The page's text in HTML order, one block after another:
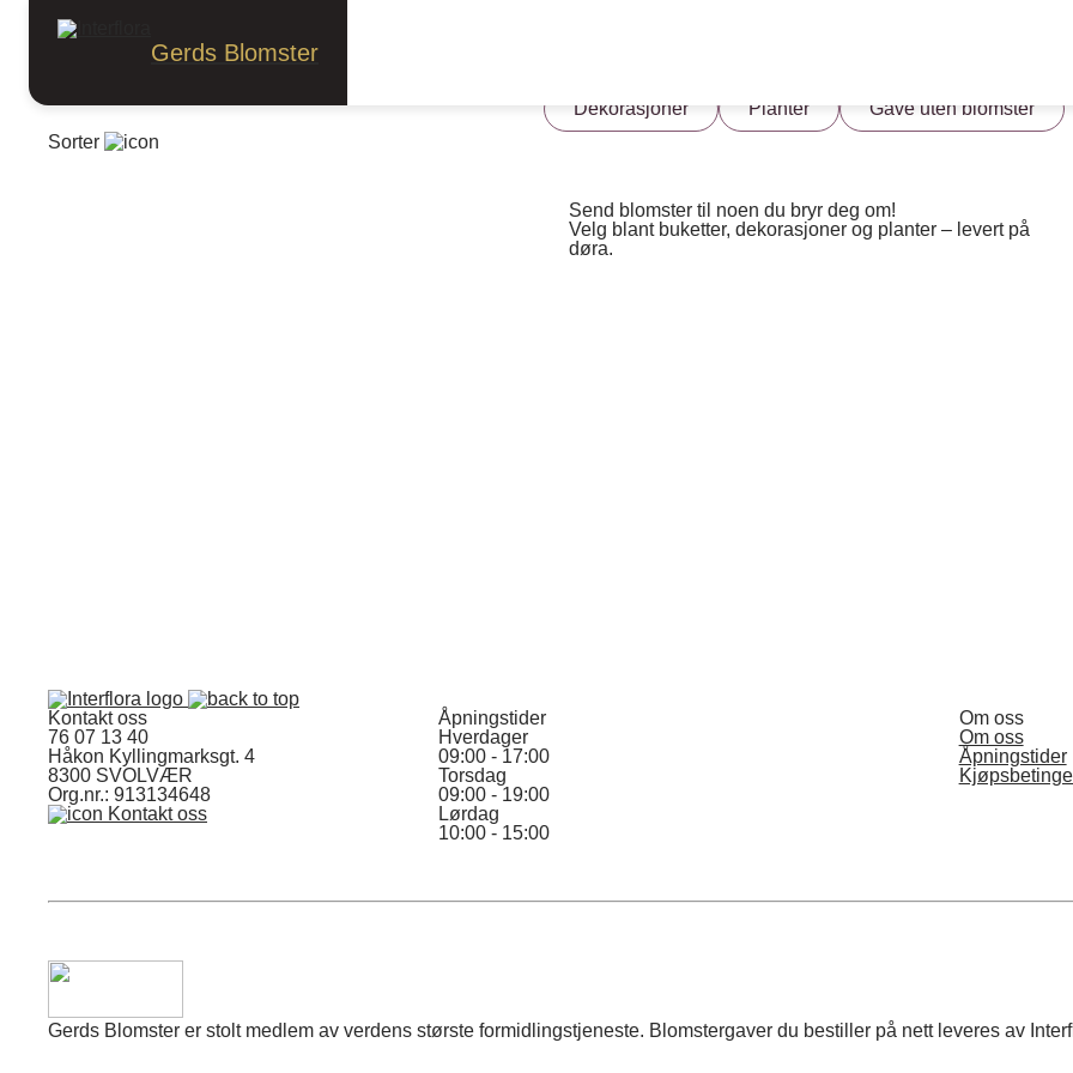
Gerds Blomster
Blomster
Alle blomster
Bestselgere
Dekorasjoner Planter
Gave uten blomster
Sorter
Send blomster til noen du bryr deg om!
Velg blant buketter, dekorasjoner og planter – levert på
døra.
Kontakt oss
76 07 13 40
Håkon Kyllingmarksgt. 4
8300 SVOLVÆR
Org.nr.: 913134648
Kontakt oss
Åpningstider
Hverdager
09:00 - 17:00
Torsdag
09:00 - 19:00
Lørdag
10:00 - 15:00
Om oss
Om oss
Åpningstider
Gerds Blomster er stolt medlem av verdens største formidlingstjeneste. Blomstergaver du bestiller på nett leveres av